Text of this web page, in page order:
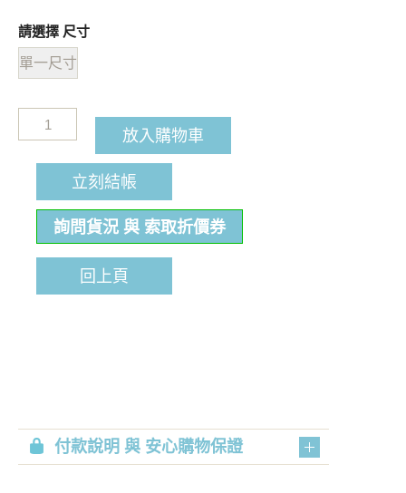
請選擇 尺寸
單一尺寸
放入購物車
立刻結帳
詢問貨況 與 索取折價券
回上頁
付款說明 與 安心購物保證